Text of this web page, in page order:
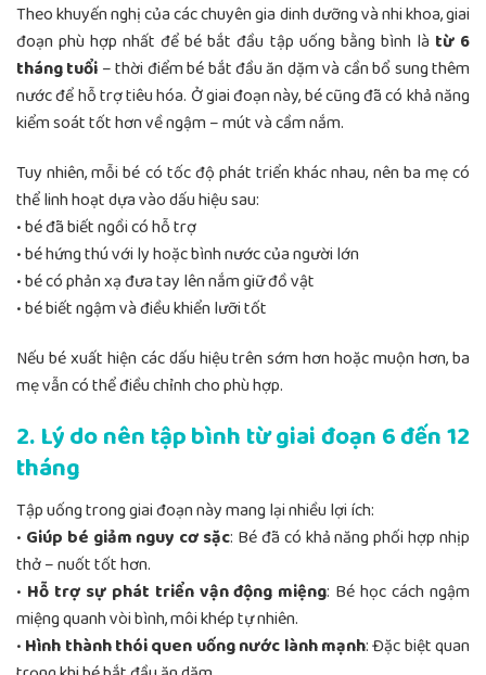
Theo khuyến nghị của các chuyên gia dinh dưỡng và nhi khoa, giai
đoạn phù hợp nhất để bé bắt đầu tập uống bằng bình là từ 6
tháng tuổi – thời điểm bé bắt đầu ăn dặm và cần bổ sung thêm
nước để hỗ trợ tiêu hóa. Ở giai đoạn này, bé cũng đã có khả năng
kiểm soát tốt hơn về ngậm – mút và cầm nắm.
Tuy nhiên, mỗi bé có tốc độ phát triển khác nhau, nên ba mẹ có
thể linh hoạt dựa vào dấu hiệu sau:
• bé đã biết ngồi có hỗ trợ
• bé hứng thú với ly hoặc bình nước của người lớn
• bé có phản xạ đưa tay lên nắm giữ đồ vật
• bé biết ngậm và điều khiển lưỡi tốt
Nếu bé xuất hiện các dấu hiệu trên sớm hơn hoặc muộn hơn, ba
mẹ vẫn có thể điều chỉnh cho phù hợp.
2. Lý do nên tập bình từ giai đoạn 6 đến 12
tháng
Tập uống trong giai đoạn này mang lại nhiều lợi ích:
• Giúp bé giảm nguy cơ sặc: Bé đã có khả năng phối hợp nhịp
thở – nuốt tốt hơn.
• Hỗ trợ sự phát triển vận động miệng: Bé học cách ngậm
miệng quanh vòi bình, môi khép tự nhiên.
• Hình thành thói quen uống nước lành mạnh: Đặc biệt quan